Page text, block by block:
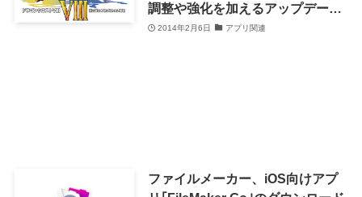
調整や強化を加えるアップデート
を実施
2014年2月6日 アプリ関連
ファイルメーカー、iOS向けアプ